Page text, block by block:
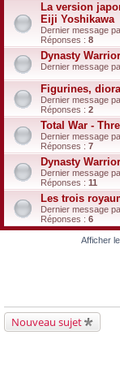
La version
Eiji Yoshikawa
Dernier message
Réponses : 8
Dynasty
Dernier message
Figurines,
Dernier message
Réponses : 2
Total War -
Dernier message
Réponses : 7
Dynasty
Dernier message
Réponses : 11
Les trois
Dernier message
Réponses : 6
Afficher
Nouveau sujet